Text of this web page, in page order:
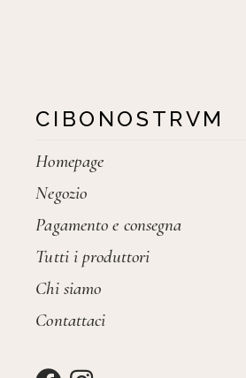
CIBONOSTRVM
Homepage
Negozio
Pagamento e consegna
Tutti i produttori
Chi siamo
Contattaci